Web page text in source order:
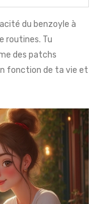
du benzoyle à
routines. Tu
des patchs
fonction de ta vie et